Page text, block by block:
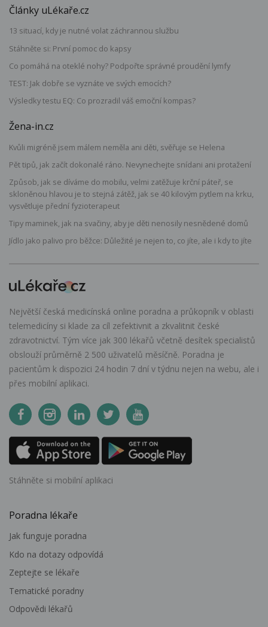
Články uLékaře.cz
13 situací, kdy je nutné volat záchrannou službu
Stáhněte si: První pomoc do kapsy
Co pomáhá na oteklé nohy? Podpořte správné proudění lymfy
TEST: Jak dobře se vyznáte ve svých emocích?
Výsledky testu EQ: Co prozradil váš emoční kompas?
Žena-in.cz
Kvůli migréně jsem málem neměla ani děti, svěřuje se Helena
Pět tipů, jak začít dokonalé ráno. Nevynechejte snídani ani protažení
Způsob, jak se díváme do mobilu, velmi zatěžuje krční páteř, se
skloněnou hlavou je to stejná zátěž, jak se 40 kilovým pytlem na krku,
vysvětluje přední fyzioterapeut
Tipy maminek, jak na svačiny, aby je děti nenosily nesnědené domů
Jídlo jako palivo pro běžce: Důležité je nejen to, co jíte, ale i kdy to jíte
Největší česká medicínská online poradna a průkopník v oblasti
telemedicíny si klade za cíl zefektivnit a zkvalitnit české
zdravotnictví. Tým více jak 300 lékařů včetně desítek specialistů
obslouží průměrně 2 500 uživatelů měsíčně. Poradna je
pacientům k dispozici 24 hodin 7 dní v týdnu nejen na webu, ale i
přes mobilní aplikaci.
Stáhněte si mobilní aplikaci
Poradna lékaře
Jak funguje poradna
Kdo na dotazy odpovídá
Zeptejte se lékaře
Tematické poradny
Odpovědi lékařů